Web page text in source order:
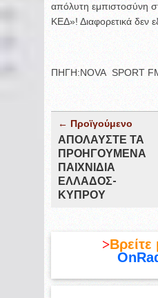
απόλυτη εμπιστοσύνη
ΚΕΔ»! Διαφορετικά δεν
ΠΗΓΗ:NOVA SPORT
← Προϊγούμενο
ΑΠΟΛΑΥΣΤΕ ΤΑ
ΠΡΟΗΓΟΥΜΕΝΑ
ΠΑΙΧΝΙΔΙΑ
ΕΛΛΑΔΟΣ-
ΚΥΠΡΟΥ
>